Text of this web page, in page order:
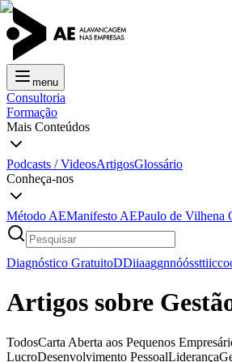
menu
Consultoria
Formação
Mais Conteúdos
Podcasts / VideosArtigosGlossário
Conheça-nos
Método AEManifesto AEPaulo de Vilhena
Diagnóstico GratuitoDDiiaaggnnóóssttiicco
Artigos sobre
TodosCarta Aberta aos Pequenos
LucroDesenvolvimento PessoalLiderança